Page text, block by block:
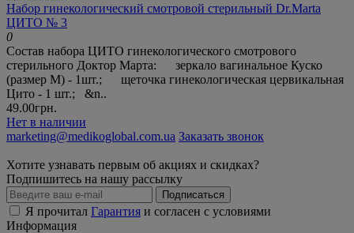
Набор гинекологический смотровой стерильный Dr.Marta
ЦИТО № 3
0
Состав набора ЦИТО гинекологического смотрового
стерильного Доктор Марта: зеркало вагинальное Куско
(размер М) - 1шт.; щеточка гинекологическая цервикальная
Цито - 1 шт.; &n..
49.00грн.
Нет в наличии
marketing@medikoglobal.com.ua Заказать звонок
Хотите узнавать первым об акциях и скидках?
Подпишитесь на нашу рассылку
Подписаться
Я прочитал Гарантия и согласен с условиями
Информация